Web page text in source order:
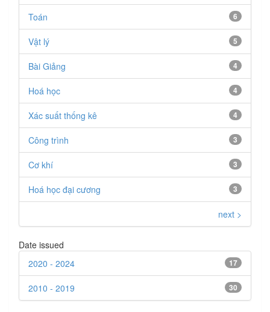
6
Toán
5
Vật lý
4
Bài Giảng
4
Hoá học
4
Xác suất thống kê
3
Công trình
3
Cơ khí
3
Hoá học đại cương
next >
Date issued
17
2020 - 2024
30
2010 - 2019